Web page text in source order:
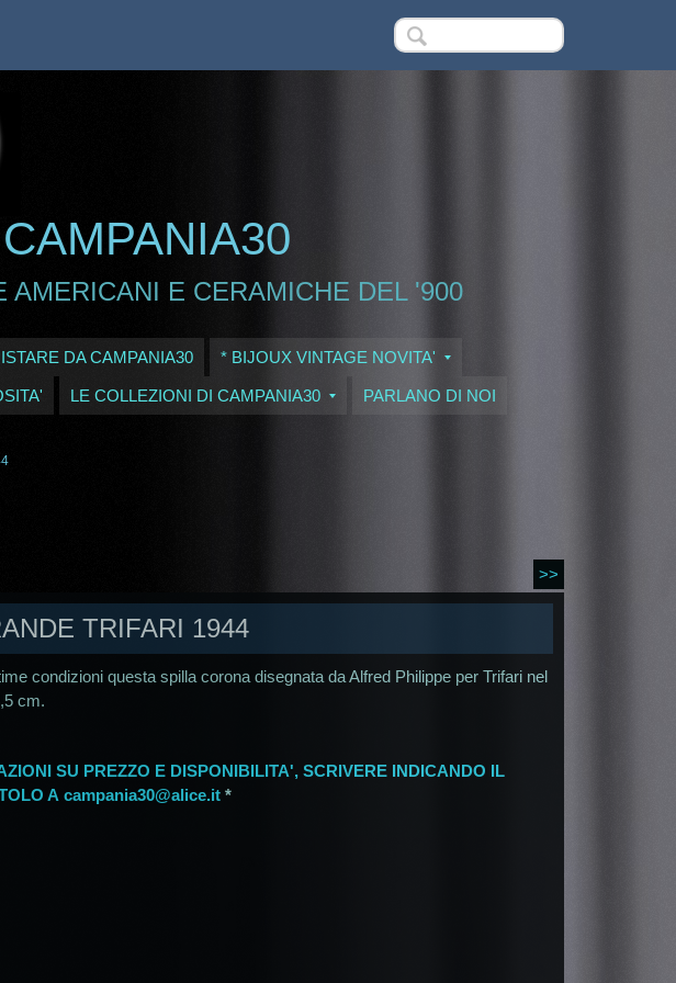
E CERAMICHE DEL '900
DA CAMPANIA30 * BIJOUX VINTAGE NOVITA'
LE COLLEZIONI DI CAMPANIA30 PARLANO DI NOI
>>
TRIFARI 1944
condizioni questa spilla corona disegnata da Alfred Philippe per Trifari nel
cm.
SU PREZZO E DISPONIBILITA', SCRIVERE INDICANDO IL
A campania30@alice.it *